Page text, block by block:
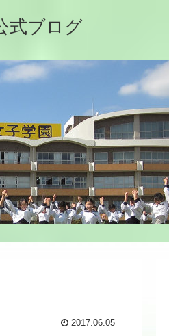
式ブログ
2017.06.05